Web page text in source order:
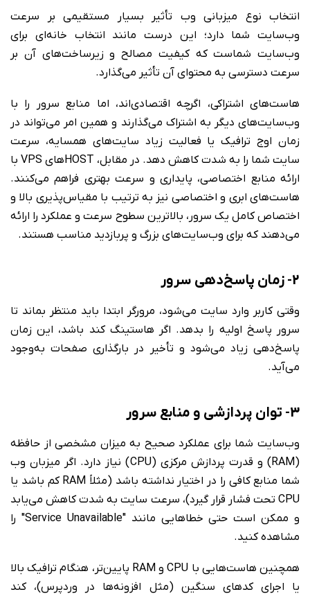
انتخاب نوع میزبانی وب تأثیر بسیار مستقیمی بر سرعت
وب‌سایت شما دارد؛ این درست مانند انتخاب خانه‌ای برای
وب‌سایت شماست که کیفیت مصالح و زیرساخت‌های آن بر
سرعت دسترسی به محتوای آن تأثیر می‌گذارد.
هاست‌های اشتراکی، اگرچه اقتصادی‌اند، اما منابع سرور را با
وب‌سایت‌های دیگر به اشتراک می‌گذارند و همین امر می‌تواند در
زمان اوج ترافیک یا فعالیت زیاد سایت‌های همسایه، سرعت
سایت شما را به شدت کاهش دهد. در مقابل، HOSTهای VPS با
ارائه منابع اختصاصی، پایداری و سرعت بهتری فراهم می‌کنند.
هاست‌های ابری و اختصاصی نیز به ترتیب با مقیاس‌پذیری بالا و
اختصاص کامل یک سرور، بالاترین سطوح سرعت و عملکرد را ارائه
می‌دهند که برای وب‌سایت‌های بزرگ و پربازدید مناسب هستند.
2- زمان پاسخ‌دهی سرور
وقتی کاربر وارد سایت می‌شود، مرورگر ابتدا باید منتظر بماند تا
سرور پاسخ اولیه را بدهد. اگر هاستینگ کند باشد، این زمان
پاسخ‌دهی زیاد می‌شود و تأخیر در بارگذاری صفحات به‌وجود
می‌آید.
3- توان پردازشی و منابع سرور
وب‌سایت شما برای عملکرد صحیح به میزان مشخصی از حافظه
(RAM) و قدرت پردازش مرکزی (CPU) نیاز دارد. اگر میزبان وب
شما منابع کافی را در اختیار نداشته باشد (مثلاً RAM کم باشد یا
CPU تحت فشار قرار گیرد)، سرعت سایت به شدت کاهش می‌یابد
و ممکن است حتی خطاهایی مانند "Service Unavailable" را
مشاهده کنید.
همچنین هاست‌هایی با CPU و RAM پایین‌تر، هنگام ترافیک بالا
یا اجرای کدهای سنگین (مثل افزونه‌ها در وردپرس)، کند